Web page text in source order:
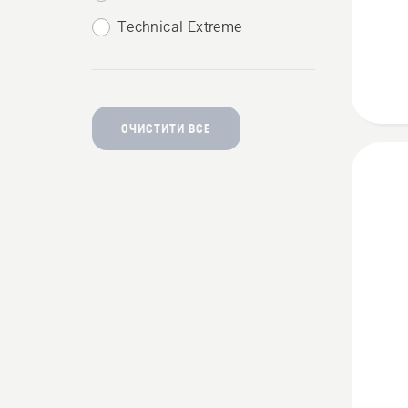
Technical Extreme
ОЧИСТИТИ ВСЕ